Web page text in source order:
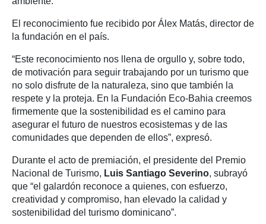
El reconocimiento fue recibido por Álex Matás, director de
la fundación en el país.
“Este reconocimiento nos llena de orgullo y, sobre todo,
de motivación para seguir trabajando por un turismo que
no solo disfrute de la naturaleza, sino que también la
respete y la proteja. En la Fundación Eco-Bahia creemos
firmemente que la sostenibilidad es el camino para
asegurar el futuro de nuestros ecosistemas y de las
comunidades que dependen de ellos”, expresó.
Durante el acto de premiación, el presidente del Premio
Nacional de Turismo, Luis Santiago Severino, subrayó
que “el galardón reconoce a quienes, con esfuerzo,
creatividad y compromiso, han elevado la calidad y
sostenibilidad del turismo dominicano”.